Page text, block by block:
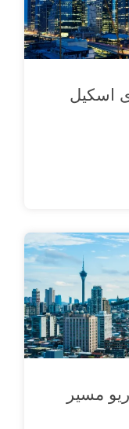
اسکیل
مسیر